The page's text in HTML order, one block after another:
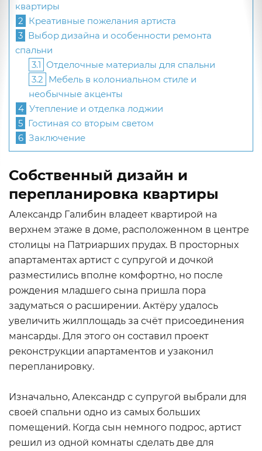
квартиры
2 Креативные пожелания артиста
3 Выбор дизайна и особенности ремонта
спальни
3.1 Отделочные материалы для спальни
3.2 Мебель в колониальном стиле и
необычные акценты
4 Утепление и отделка лоджии
5 Гостиная со вторым светом
6 Заключение
Собственный дизайн и
перепланировка квартиры
Александр Галибин владеет квартирой на
верхнем этаже в доме, расположенном в центре
столицы на Патриарших прудах. В просторных
апартаментах артист с супругой и дочкой
разместились вполне комфортно, но после
рождения младшего сына пришла пора
задуматься о расширении. Актёру удалось
увеличить жилплощадь за счёт присоединения
мансарды. Для этого он составил проект
реконструкции апартаментов и узаконил
перепланировку.
Изначально, Александр с супругой выбрали для
своей спальни одно из самых больших
помещений. Когда сын немного подрос, артист
решил из одной комнаты сделать две для